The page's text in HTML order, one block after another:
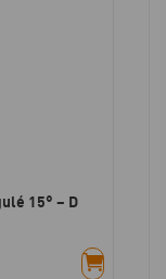
15° – D